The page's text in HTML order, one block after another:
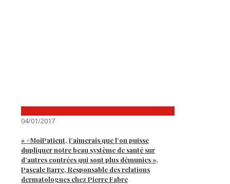
04/01/2017
« #MoiPatient, j’aimerais que l’on puisse
dupliquer notre beau système de santé sur
d’autres contrées qui sont plus démunies »,
Pascale Barre, Responsable des relations
dermatologues chez Pierre Fabre